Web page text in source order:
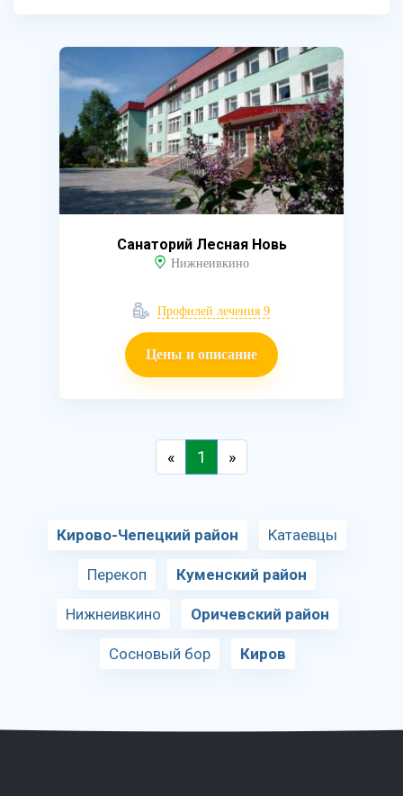
Санаторий Лесная Новь
Нижнеивкино
Профилей лечения 9
Цены и описание
« 1 »
Кирово-Чепецкий район Катаевцы
Перекоп Куменский район
Нижнеивкино Оричевский район
Сосновый бор Киров